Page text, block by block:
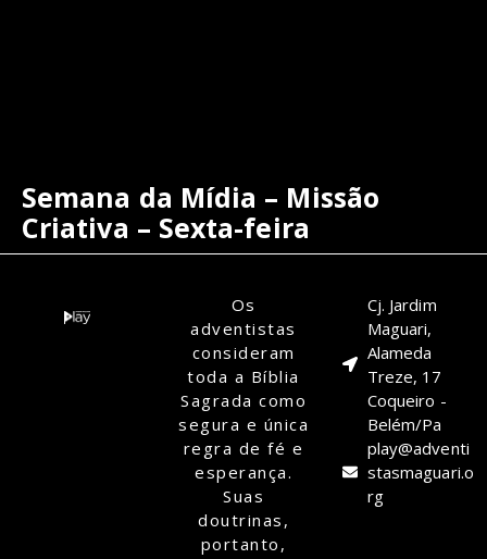
Semana da Mídia – Missão
Criativa – Sexta-feira
Os
adventistas
consideram
toda a Bíblia
Sagrada como
segura e única
regra de fé e
esperança.
Suas
doutrinas,
portanto,
Cj. Jardim
Maguari,
Alameda
Treze, 17
Coqueiro -
Belém/Pa
play@adventi
stasmaguari.o
rg